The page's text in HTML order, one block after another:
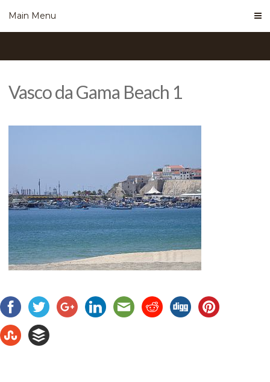
Main Menu
Vasco da Gama Beach 1